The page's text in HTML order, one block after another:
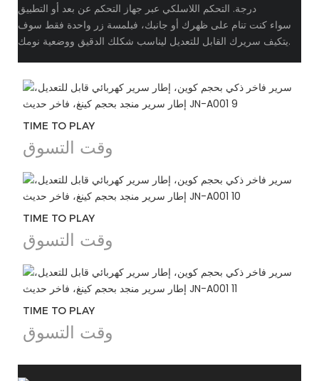
سواء كنت تنام على ظهرك أو جانبك، فبلمسة زر واحدة فقط سوف
يتكيف سريرك القابل للتعديل ليناسب شكلك الدقيق ووضعية نومك.
TIME TO PLAY
وقت التسوق
TIME TO PLAY
وقت التسوق
TIME TO PLAY
وقت التسوق